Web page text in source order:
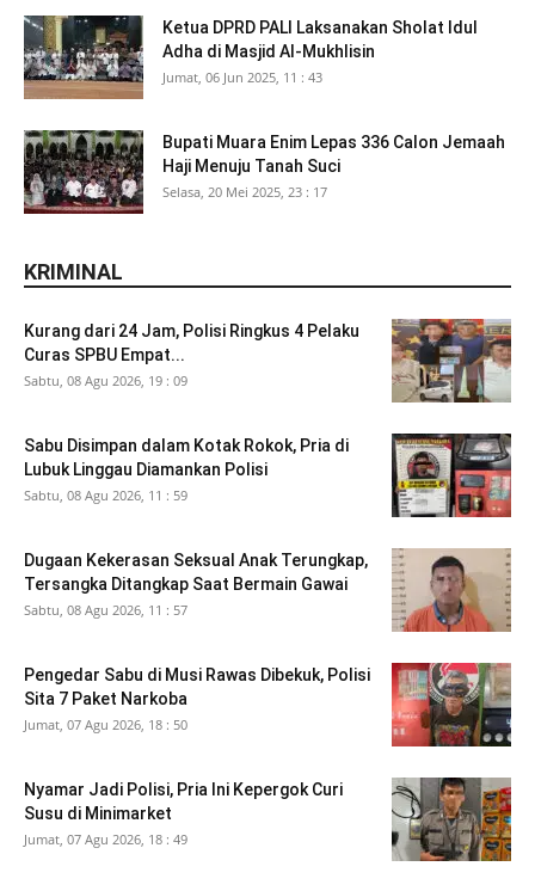
Ketua DPRD PALI Laksanakan Sholat Idul
Adha di Masjid Al-Mukhlisin
Jumat, 06 Jun 2025, 11 : 43
Bupati Muara Enim Lepas 336 Calon Jemaah
Haji Menuju Tanah Suci
Selasa, 20 Mei 2025, 23 : 17
KRIMINAL
Kurang dari 24 Jam, Polisi Ringkus 4 Pelaku
Curas SPBU Empat...
Sabtu, 08 Agu 2026, 19 : 09
Sabu Disimpan dalam Kotak Rokok, Pria di
Lubuk Linggau Diamankan Polisi
Sabtu, 08 Agu 2026, 11 : 59
Dugaan Kekerasan Seksual Anak Terungkap,
Tersangka Ditangkap Saat Bermain Gawai
Sabtu, 08 Agu 2026, 11 : 57
Pengedar Sabu di Musi Rawas Dibekuk, Polisi
Sita 7 Paket Narkoba
Jumat, 07 Agu 2026, 18 : 50
Nyamar Jadi Polisi, Pria Ini Kepergok Curi
Susu di Minimarket
Jumat, 07 Agu 2026, 18 : 49